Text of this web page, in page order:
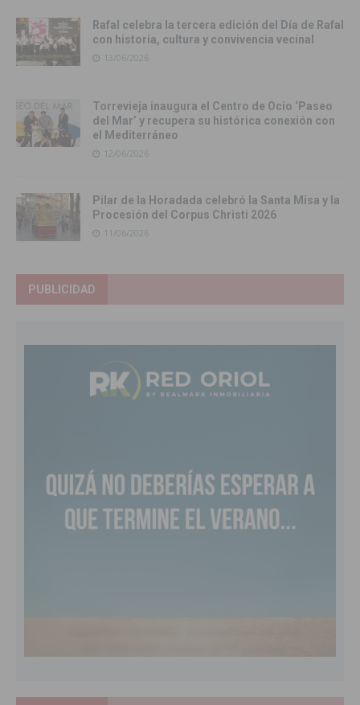
Rafal celebra la tercera edición del Día de Rafal
con historia, cultura y convivencia vecinal
13/06/2026
Torrevieja inaugura el Centro de Ocio ‘Paseo
del Mar’ y recupera su histórica conexión con
el Mediterráneo
12/06/2026
Pilar de la Horadada celebró la Santa Misa y la
Procesión del Corpus Christi 2026
11/06/2026
PUBLICIDAD